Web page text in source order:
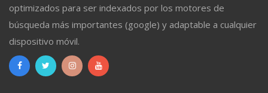
optimizados para ser indexados por los motores de
búsqueda más importantes (google) y adaptable a cualquier
dispositivo móvil.